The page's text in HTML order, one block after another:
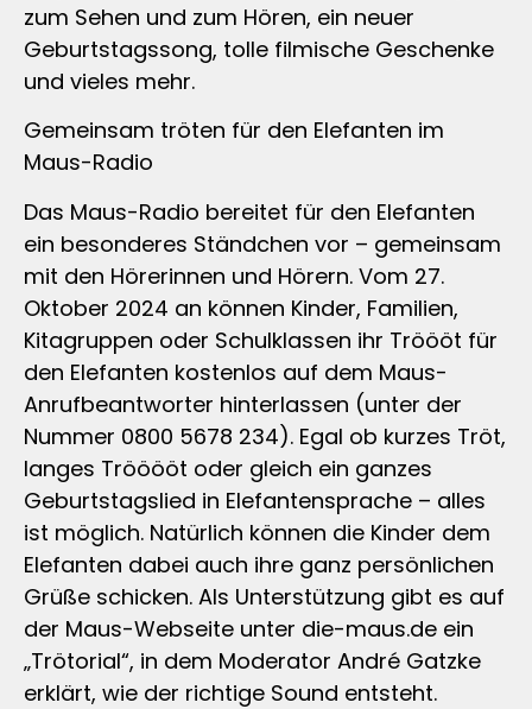
zum Sehen und zum Hören, ein neuer
Geburtstagssong, tolle filmische Geschenke
und vieles mehr.
Gemeinsam tröten für den Elefanten im
Maus-Radio
Das Maus-Radio bereitet für den Elefanten
ein besonderes Ständchen vor – gemeinsam
mit den Hörerinnen und Hörern. Vom 27.
Oktober 2024 an können Kinder, Familien,
Kitagruppen oder Schulklassen ihr Tröööt für
den Elefanten kostenlos auf dem Maus-
Anrufbeantworter hinterlassen (unter der
Nummer 0800 5678 234). Egal ob kurzes Tröt,
langes Trööööt oder gleich ein ganzes
Geburtstagslied in Elefantensprache – alles
ist möglich. Natürlich können die Kinder dem
Elefanten dabei auch ihre ganz persönlichen
Grüße schicken. Als Unterstützung gibt es auf
der Maus-Webseite unter die-maus.de ein
„Trötorial“, in dem Moderator André Gatzke
erklärt, wie der richtige Sound entsteht.